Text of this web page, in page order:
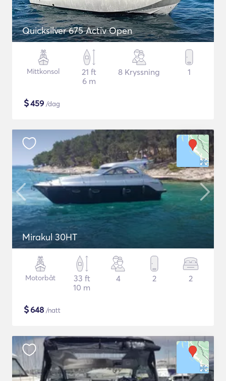
Quicksilver 675 Activ Open
Mittkonsol
21 ft
6 m
8 Kryssning 1
$459 /dag
Mirakul 30HT
Motorbåt
33 ft
10 m
4 2 2
$648 /natt